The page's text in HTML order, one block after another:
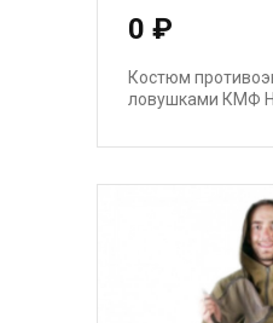
0 ₽
Костюм
ловушками КМФ